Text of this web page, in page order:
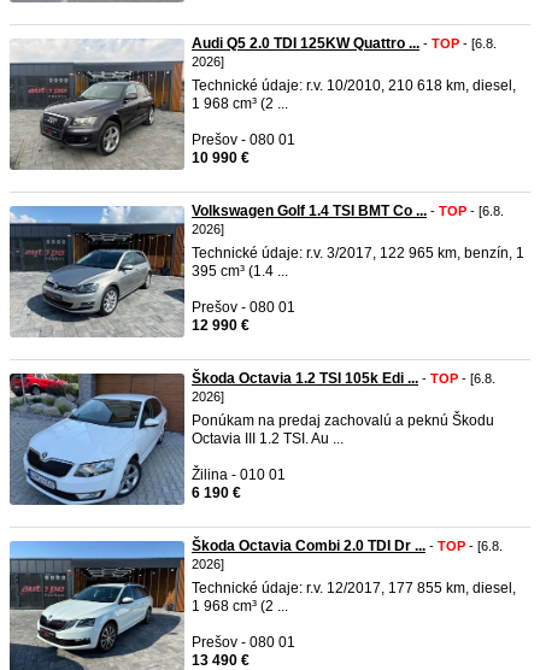
Audi Q5 2.0 TDI 125KW Quattro ... - TOP - [6.8.
2026]
Technické údaje: r.v. 10/2010, 210 618 km, diesel,
1 968 cm³ (2 ...
Prešov - 080 01
10 990 €
Volkswagen Golf 1.4 TSI BMT Co ... - TOP - [6.8.
2026]
Technické údaje: r.v. 3/2017, 122 965 km, benzín, 1
395 cm³ (1.4 ...
Prešov - 080 01
12 990 €
Škoda Octavia 1.2 TSI 105k Edi ... - TOP - [6.8.
2026]
Ponúkam na predaj zachovalú a peknú Škodu
Octavia III 1.2 TSI. Au ...
Žilina - 010 01
6 190 €
Škoda Octavia Combi 2.0 TDI Dr ... - TOP - [6.8.
2026]
Technické údaje: r.v. 12/2017, 177 855 km, diesel,
1 968 cm³ (2 ...
Prešov - 080 01
13 490 €